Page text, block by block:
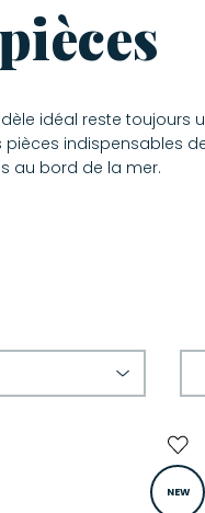
idéal reste toujours
indispensables
au bord de la mer.
NEW